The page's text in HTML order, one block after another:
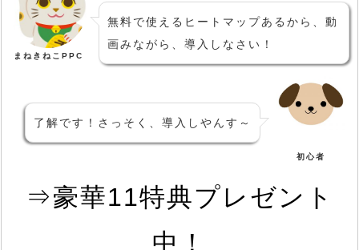
まねきねこPPC
無料で使えるヒートマップあるから、動
画みながら、導入しなさい！
了解です！さっそく、導入しやんす～
初心者
⇒豪華11特典プレゼント
中！